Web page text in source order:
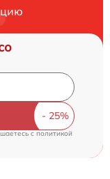
cполитикой